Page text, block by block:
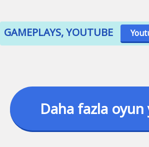
GAMEPLAYS, YOUTUBE
Daha fazla oyun